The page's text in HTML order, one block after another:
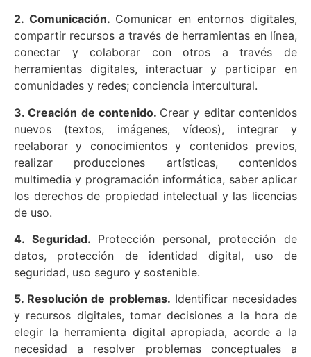
2. Comunicación. Comunicar en entornos digitales,
compartir recursos a través de herramientas en línea,
conectar y colaborar con otros a través de
herramientas digitales, interactuar y participar en
comunidades y redes; conciencia intercultural.
3. Creación de contenido. Crear y editar contenidos
nuevos (textos, imágenes, vídeos), integrar y
reelaborar y conocimientos y contenidos previos,
realizar producciones artísticas, contenidos
multimedia y programación informática, saber aplicar
los derechos de propiedad intelectual y las licencias
de uso.
4. Seguridad. Protección personal, protección de
datos, protección de identidad digital, uso de
seguridad, uso seguro y sostenible.
5. Resolución de problemas. Identificar necesidades
y recursos digitales, tomar decisiones a la hora de
elegir la herramienta digital apropiada, acorde a la
necesidad a resolver problemas conceptuales a